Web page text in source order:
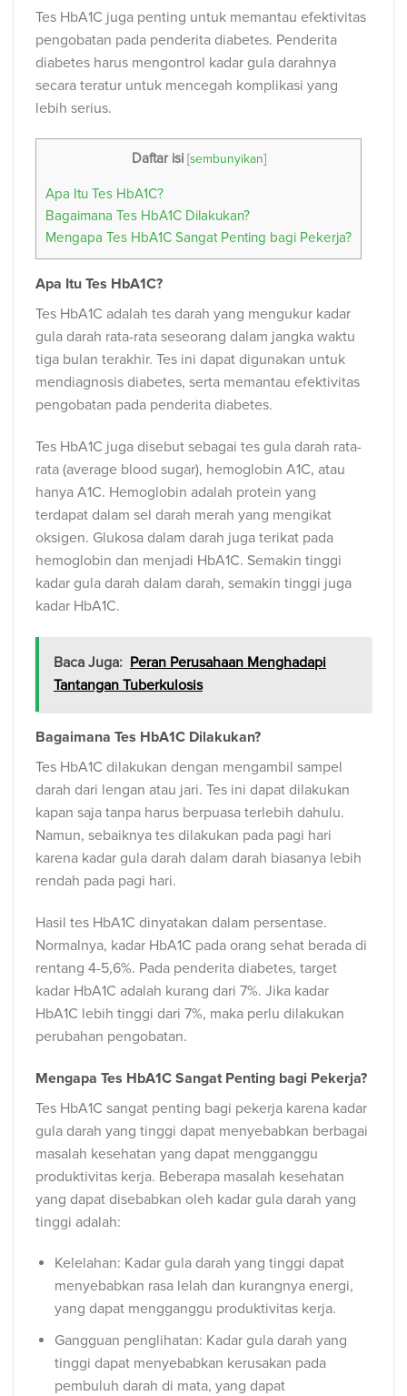
Tes HbA1C juga penting untuk memantau efektivitas
pengobatan pada penderita diabetes. Penderita
diabetes harus mengontrol kadar gula darahnya
secara teratur untuk mencegah komplikasi yang
lebih serius.
Daftar isi [sembunyikan]
Apa Itu Tes HbA1C?
Bagaimana Tes HbA1C Dilakukan?
Mengapa Tes HbA1C Sangat Penting bagi Pekerja?
Apa Itu Tes HbA1C?
Tes HbA1C adalah tes darah yang mengukur kadar
gula darah rata-rata seseorang dalam jangka waktu
tiga bulan terakhir. Tes ini dapat digunakan untuk
mendiagnosis diabetes, serta memantau efektivitas
pengobatan pada penderita diabetes.
Tes HbA1C juga disebut sebagai tes gula darah rata-
rata (average blood sugar), hemoglobin A1C, atau
hanya A1C. Hemoglobin adalah protein yang
terdapat dalam sel darah merah yang mengikat
oksigen. Glukosa dalam darah juga terikat pada
hemoglobin dan menjadi HbA1C. Semakin tinggi
kadar gula darah dalam darah, semakin tinggi juga
kadar HbA1C.
Baca Juga: Peran Perusahaan Menghadapi
Tantangan Tuberkulosis
Bagaimana Tes HbA1C Dilakukan?
Tes HbA1C dilakukan dengan mengambil sampel
darah dari lengan atau jari. Tes ini dapat dilakukan
kapan saja tanpa harus berpuasa terlebih dahulu.
Namun, sebaiknya tes dilakukan pada pagi hari
karena kadar gula darah dalam darah biasanya lebih
rendah pada pagi hari.
Hasil tes HbA1C dinyatakan dalam persentase.
Normalnya, kadar HbA1C pada orang sehat berada di
rentang 4-5,6%. Pada penderita diabetes, target
kadar HbA1C adalah kurang dari 7%. Jika kadar
HbA1C lebih tinggi dari 7%, maka perlu dilakukan
perubahan pengobatan.
Mengapa Tes HbA1C Sangat Penting bagi Pekerja?
Tes HbA1C sangat penting bagi pekerja karena kadar
gula darah yang tinggi dapat menyebabkan berbagai
masalah kesehatan yang dapat mengganggu
produktivitas kerja. Beberapa masalah kesehatan
yang dapat disebabkan oleh kadar gula darah yang
tinggi adalah:
Kelelahan: Kadar gula darah yang tinggi dapat
menyebabkan rasa lelah dan kurangnya energi,
yang dapat mengganggu produktivitas kerja.
Gangguan penglihatan: Kadar gula darah yang
tinggi dapat menyebabkan kerusakan pada
pembuluh darah di mata, yang dapat